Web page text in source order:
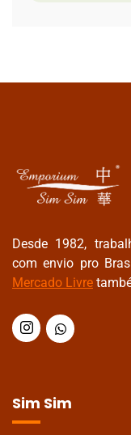
Desde 1982,
com envio pro
Mercado Livre
Sim Sim